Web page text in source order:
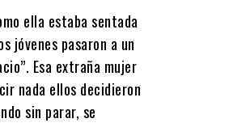
ella estaba sentada
jóvenes pasaron a un
Esa extraña mujer
nada ellos decidieron
sin parar, se